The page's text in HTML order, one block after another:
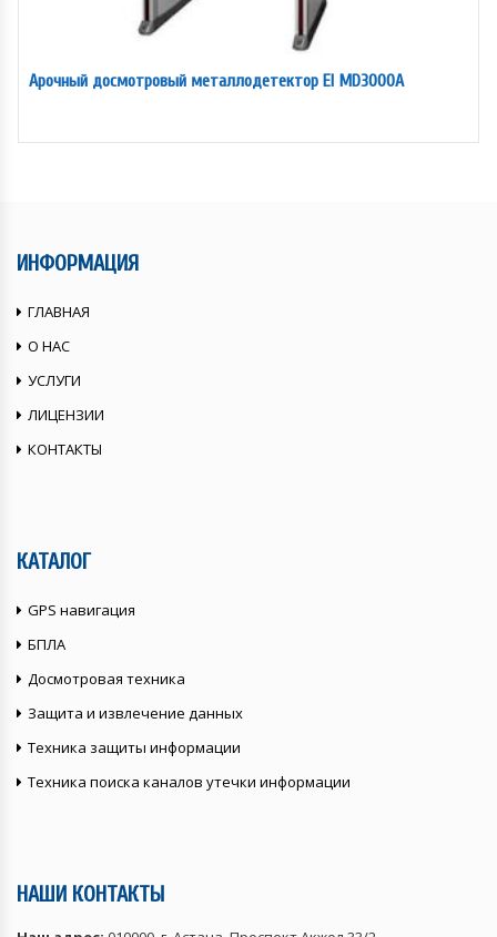
Арочный досмотровый металлодетектор EI MD3000A
ИНФОРМАЦИЯ
ГЛАВНАЯ
О НАС
УСЛУГИ
ЛИЦЕНЗИИ
КОНТАКТЫ
КАТАЛОГ
GPS навигация
БПЛА
Досмотровая техника
Защита и извлечение данных
Техника защиты информации
Техника поиска каналов утечки информации
НАШИ КОНТАКТЫ